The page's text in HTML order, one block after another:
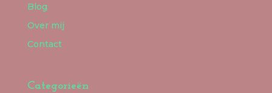
Blog
Over mij
Contact
Categorieën